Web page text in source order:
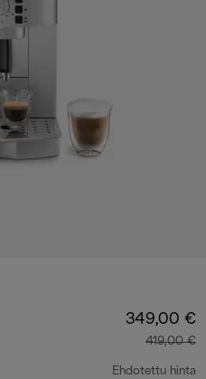
349,00 €
419,00 €
Ehdotettu hinta